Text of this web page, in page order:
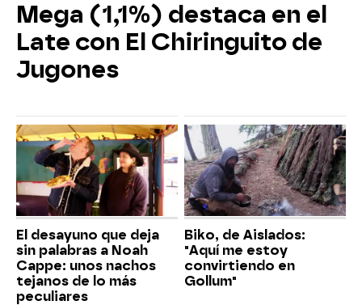
Mega (1,1%) destaca en el
Late con El Chiringuito de
Jugones
El desayuno que deja
sin palabras a Noah
Cappe: unos nachos
tejanos de lo más
peculiares
Biko, de Aislados:
"Aquí me estoy
convirtiendo en
Gollum"